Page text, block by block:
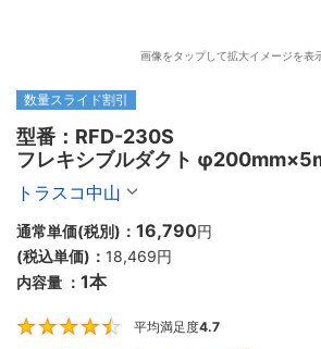
画像をタップして拡大イメージを表
数量スライド割引
型番：RFD-230S
フレキシブルダクト
φ520mm×5m
トラスコ中山
通常単価(税別)： 16,790円
(税込単価)： 18,469円
内容量 ： 1本
平均満足度4.7